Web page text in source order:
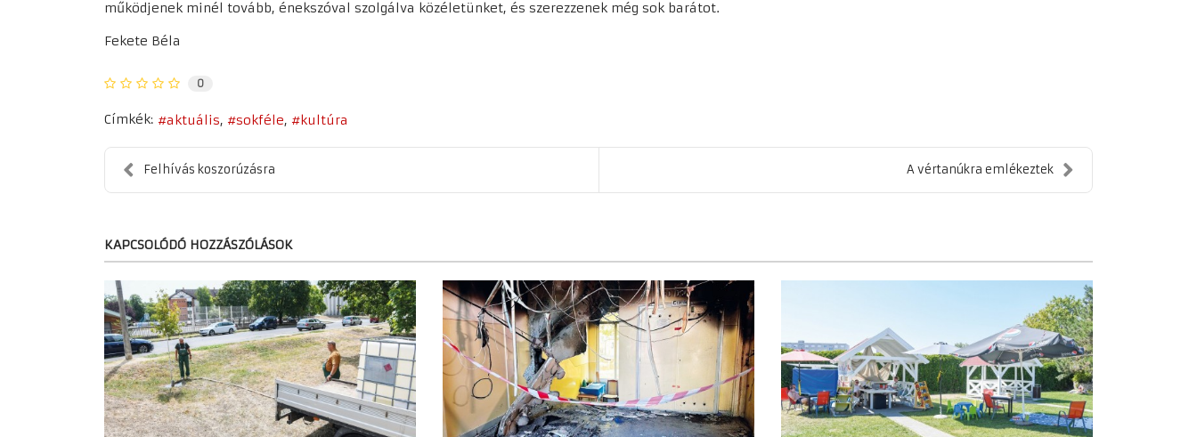
működjenek minél tovább, énekszóval szolgálva közéletünket, és szerezzenek még sok barátot.
Fekete Béla
0
Címkék: aktuális sokféle kultúra
Felhívás koszorúzásra A vértanúkra emlékeztek
KAPCSOLÓDÓ HOZZÁSZÓLÁSOK